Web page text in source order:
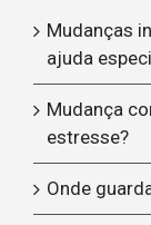
Mudanças
ajuda
Mudança
estresse?
Onde